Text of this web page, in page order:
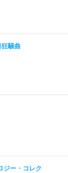
狂騒曲
ジー・コレク